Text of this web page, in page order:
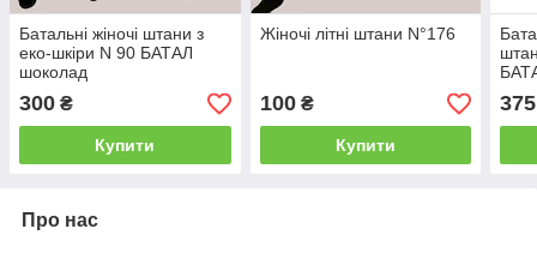
Батальні жіночі штани з
еко-шкіри N 90 БАТАЛ
шоколад
300 ₴
Купити
Жіночі літні штани N°176
100₴
Купити
375
Про нас